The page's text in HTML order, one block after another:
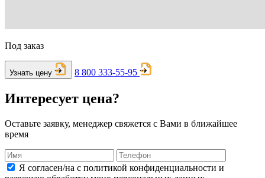
Под заказ
Узнать цену 8 800 333-55-95
Интересует цена?
Оставьте заявку, менеджер свяжется с Вами в ближайшее
время
Я согласен/на с политикой конфиденциальности и